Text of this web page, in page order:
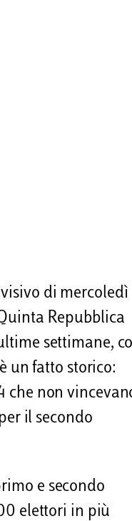
di mercoledì
Repubblica
settimane,
un fatto storico:
che non
il secondo
e secondo
elettori in più